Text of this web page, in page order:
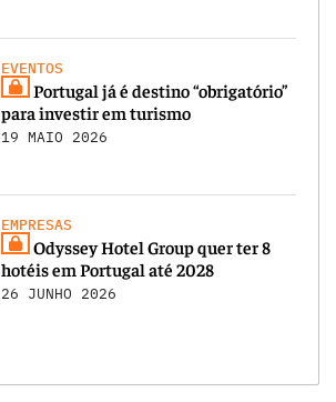
EVENTOS
Portugal já é destino “obrigatório”
para investir em turismo
19 MAIO 2026
EMPRESAS
Odyssey Hotel Group quer ter 8
hotéis em Portugal até 2028
26 JUNHO 2026